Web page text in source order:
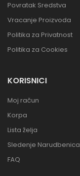
Povratak Sredstva
Vracanje Proizvoda
Politika za Privatnost
Politika za Cookies
KORISNICI
Moj račun
Korpa
Lista želja
Sledenje Narudbenica
FAQ